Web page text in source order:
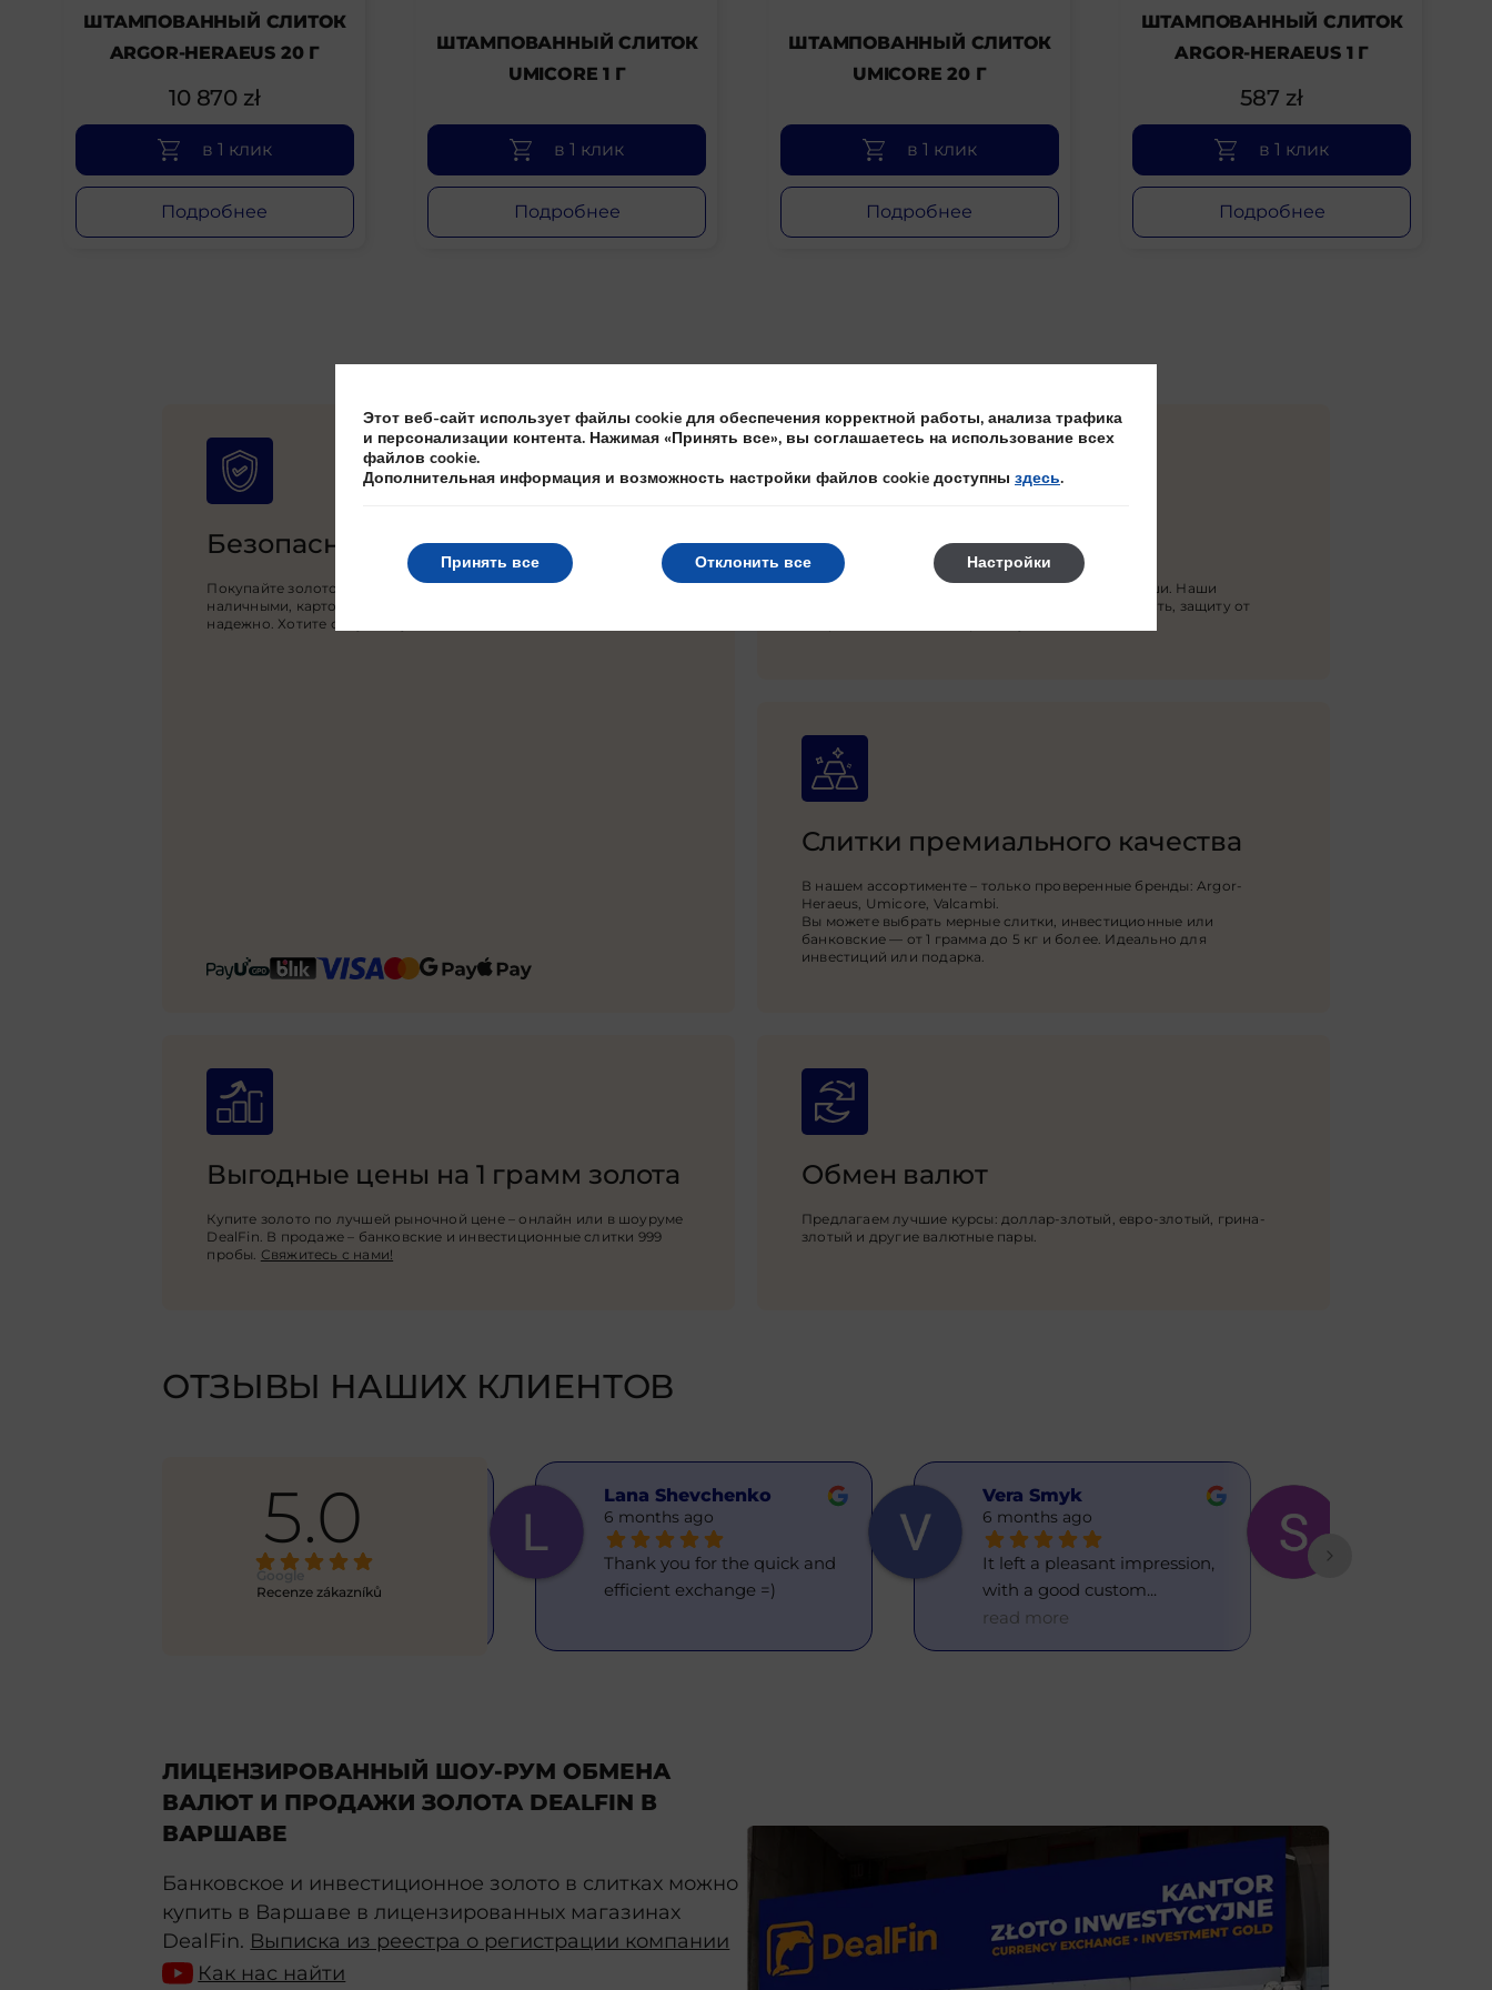
ШТАМПОВАННЫЙ СЛИТОК
ARGOR-HERAEUS 20 Г
10 870 zł
в 1 клик
Подробнее
ШТАМПОВАННЫЙ СЛИТОК
UMICORE 1 Г
в 1 клик
Подробнее
ШТАМПОВАННЫЙ СЛИТОК
UMICORE 20 Г
в 1 клик
Подробнее
ШТАМПОВАННЫЙ СЛИТОК
ARGOR-HERAEUS 1 Г
587 zł
в 1 клик
Подробнее
Безопасная оплата
Покупайте золото за польские злотые или другую валюту –
наличными, картой, банковским переводом. Удобно, выгодно и
надежно. Хотите обсудить условия?
Доставка по Польше
Оформите доставку золота в любой город Польши. Наши
логистические партнеры гарантируют сохранность, защиту от
Слитки премиального качества
В нашем ассортименте – только проверенные бренды: Argor-
Heraeus, Umicore, Valcambi.
Вы можете выбрать мерные слитки, инвестиционные или
банковские — от 1 грамма до 5 кг и более. Идеально для
инвестиций или подарка.
Выгодные цены на 1 грамм золота
Купите золото по лучшей рыночной цене – онлайн или в шоуруме
DealFin. В продаже – банковские и инвестиционные слитки 999
пробы. Свяжитесь с нами!
Обмен валют
Предлагаем лучшие курсы: доллар-злотый, евро-злотый, грина-
злотый и другие валютные пары.
ОТЗЫВЫ НАШИХ КЛИЕНТОВ
5.0
Google
Recenze zákazníků
6 months ago
This is my first time using this
service, and eve...
Lana Shevchenko
6 months ago
Thank you for the quick and
efficient exchange =)
Vera Smyk
6 months ago
It left a pleasant impression,
with a good custom...
read more
ЛИЦЕНЗИРОВАННЫЙ ШОУ-РУМ ОБМЕНА
ВАЛЮТ И ПРОДАЖИ ЗОЛОТА DEALFIN В
ВАРШАВЕ
Банковское и инвестиционное золото в слитках можно
купить в Варшаве в лицензированных магазинах
DealFin. Выписка из реестра о регистрации компании
Как нас найти
Этот веб-сайт использует файлы cookie для обеспечения корректной работы, анализа трафика
и персонализации контента. Нажимая «Принять все», вы соглашаетесь на использование всех
файлов cookie.
Дополнительная информация и возможность настройки файлов cookie доступны здесь.
Принять все Отклонить все Настройки